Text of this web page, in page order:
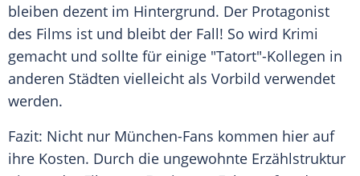
bleiben dezent im Hintergrund. Der Protagonist
des Films ist und bleibt der Fall! So wird Krimi
gemacht und sollte für einige "Tatort"-Kollegen in
anderen Städten vielleicht als Vorbild verwendet
werden.
Fazit: Nicht nur München-Fans kommen hier auf
ihre Kosten. Durch die ungewohnte Erzählstruktur